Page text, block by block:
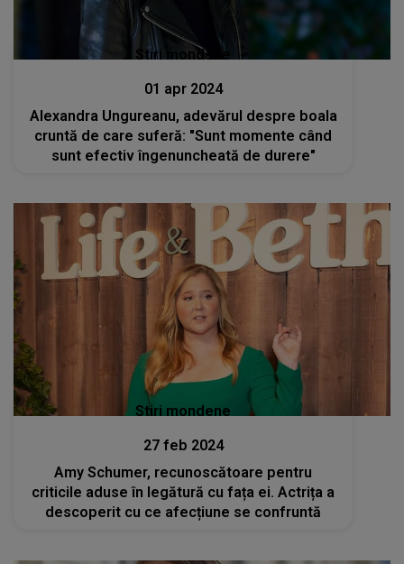
Stiri mondene
01 apr 2024
Alexandra Ungureanu, adevărul despre boala
cruntă de care suferă: "Sunt momente când
sunt efectiv îngenuncheată de durere"
Stiri mondene
27 feb 2024
Amy Schumer, recunoscătoare pentru
criticile aduse în legătură cu fața ei. Actrița a
descoperit cu ce afecțiune se confruntă